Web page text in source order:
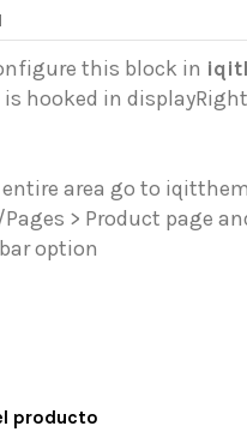
this block in
hooked in
entire area go to
> Product page
option
producto